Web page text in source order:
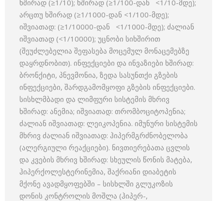
ხშირად (≥1/10); ხშირად (≥1/100-დან <1/10-მდე);
არცთუ ხშირად (≥1/1000-დან <1/100-მდე);
იშვიათად: (≥1/10000-დან <1/1000-მდე); ძალიან
იშვიათად (<1/10000); უცნობი სიხშირით
(შეუძლებელია შეფასება მოცემულ მონაცემებზე
დაყრდნობით). ინფექციები და ინვაზიები ხშირად:
ბრონქიტი, პნევმონია, ზედა სასუნთქი გზების
ინფექციები, შარდგამომყოფი გზების ინფექციები.
სისხლმბადი და ლიმფური სისტემის მხრივ
ხშირად: ანემია; იშვიათად: თრომბოციტოპენია;
ძალიან იშვიათად: ლეიკოპენია. იმუნური სისტემის
მხრივ ძალიან იშვიათად: ჰიპერმგრძნობელობა
(ალერგიული რეაქციები). ნივთიერებათა ცვლის
და კვების მხრივ ხშირად: სხეულის წონის მატება,
ჰიპერქოლესტერინემია, შაქრიანი დიაბეტის
მქონე ავადმყოფებში – სისხლში გლუკოზის
დონის კონტროლის მოშლა (ჰიპერ-,